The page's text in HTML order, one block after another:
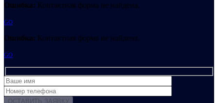
Ошибка: Контактная форма не найдена.
GO
Ошибка: Контактная форма не найдена.
GO